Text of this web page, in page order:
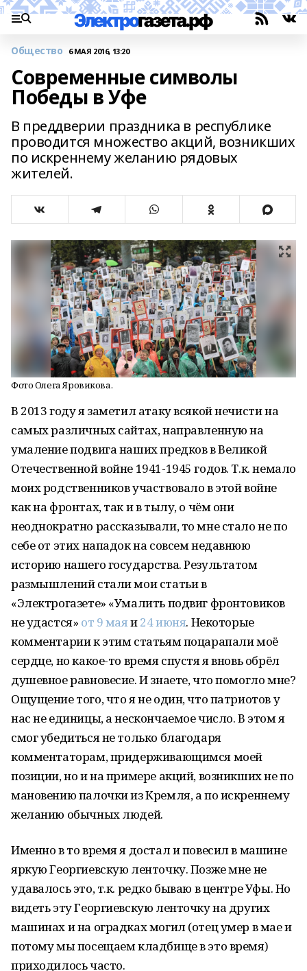
Общество 6 МАЯ 2016, 13:20
Современные символы
Победы в Уфе
В преддверии праздника в республике
проводится множество акций, возникших
по искреннему желанию рядовых
жителей.
Фото Олега Яровикова.
В 2013 году я заметил атаку всякой нечисти на
самых различных сайтах, направленную на
умаление подвига наших предков в Великой
Отечественной войне 1941-1945 годов. Т.к. немало
моих родственников участвовало в этой войне
как на фронтах, так и в тылу, о чём они
неоднократно рассказывали, то мне стало не по
себе от этих нападок на совсем недавнюю
историю нашего государства. Результатом
размышлений стали мои статьи в
«Электрогазете» «Умалить подвиг фронтовиков
не удастся» от 9 маяи24 июня. Некоторые
комментарии к этим статьям поцарапали моё
сердце, но какое-то время спустя я вновь обрёл
душевное равновесие. И знаете, что помогло мне?
Ощущение того, что я не один, что патриотов у
нас не единицы, а нескончаемое число. В этом я
смог убедиться не только благодаря
комментаторам, придерживающимся моей
позиции, но и на примере акций, возникших не по
мановению палочки из Кремля, а по искреннему
желанию обычных людей.
Именно в то время я достал и повесил в машине
яркую Георгиевскую ленточку. Позже мне не
удавалось это, т.к. редко бываю в центре Уфы. Но
видеть эту Георгиевскую ленточку на других
машинах и на оградках могил (отец умер в мае и
потому мы посещаем кладбище в это время)
приходилось часто.